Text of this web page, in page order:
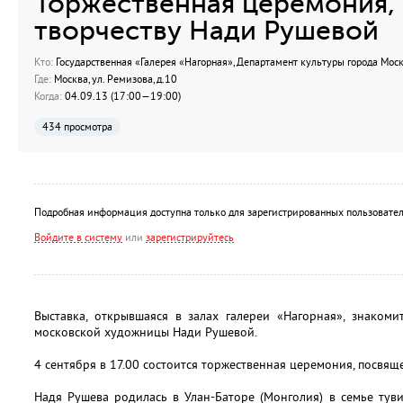
творчеству Нади Рушевой
Кто: Государственная «Галерея «Нагорная», Департамент культуры города
Где: Москва, ул. Ремизова, д.10
Когда: 04.09.13 (17:00—19:00)
434 просмотра
Подробная информация доступна только для зарегистрированных
Войдите в систему или зарегистрируйтесь
Выставка, открывшаяся в залах галереи «Нагорная»,
московской художницы Нади Рушевой.
4 сентября в 17.00 состоится торжественная церемония,
Надя Рушева родилась в Улан-Баторе (Монголия) в семье